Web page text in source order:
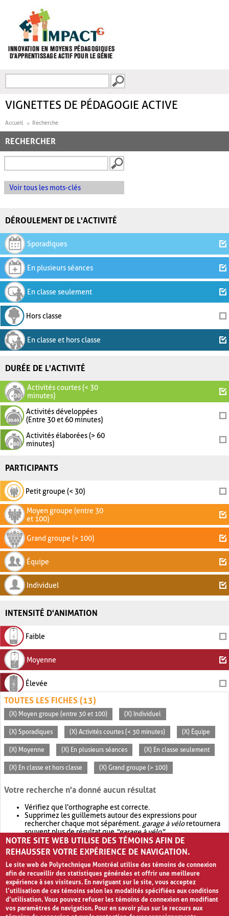
FORMULAIRE DE
VIGNETTES DE PÉDAGOGIE ACTIVE
Accueil Recherche
RECHERCHER
Voir tous les mots-clés
DÉROULEMENT DE L'ACTIVITÉ
Sporadiques
En plusieurs séances
En classe seulement
Hors classe
En classe et hors classe
DURÉE DE L'ACTIVITÉ
Activités courtes (< 30
minutes)
Activités développées
(Entre 30 et 60 minutes)
Activités élaborées (> 60
minutes)
PARTICIPANTS
Petit groupe (< 30)
Moyen groupe (entre 30
et 100)
Grand groupe (> 100)
Équipe
Individuel
INTENSITÉ D'ANIMATION
Faible
Moyenne
Élevée
TOUTES LES FICHES (13)
(X) Moyen groupe (entre 30 et 100) (X) Individuel
(X) Sporadiques (X) Activités courtes (< 30 minutes) (X) Équipe
(X) Moyenne (X) En plusieurs séances (X) En classe seulement
(X) En classe et hors classe (X) Grand groupe (> 100)
Votre recherche n'a donné aucun résultat
Vérifiez que l'orthographe est correcte.
Supprimez les guillemets autour des expressions pour
rechercher chaque mot séparément. garage à véloretournera
souvent plus de résultat que"garage à vélo".
Envisagez d'élargir votre recherche avec OR.garage OR vélo
retournera souvent plus de résultat quegarage à vélo
NOTRE SITE WEB UTILISE DES TÉMOINS AFIN DE
REHAUSSER VOTRE EXPÉRIENCE DE NAVIGATION.
Le site web de Polytechnique Montréal utilise des témoins de connexion
afin de recueillir des statistiques générales et offrir une meilleure
expérience à ses visiteurs. En naviguant sur le site, vous acceptez
l’utilisation de ces témoins selon les modalités spécifiées aux conditions
d’utilisation. Vous pouvez refuser les témoins de connexion en modifiant
vos paramètres de navigation. Pour en savoir plus sur le recours aux